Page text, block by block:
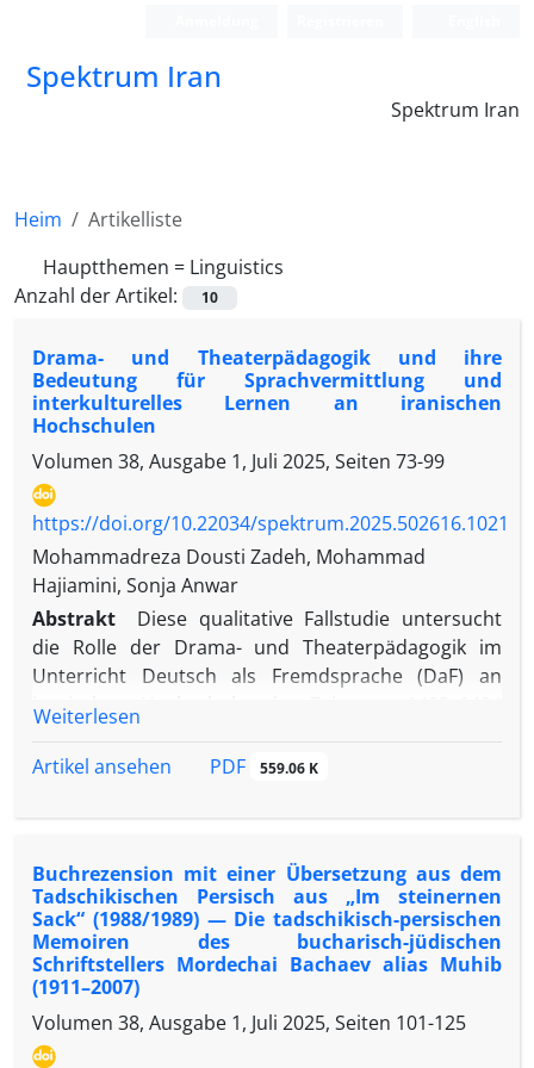
Spektrum Iran
Spektrum Iran
Heim
Artikelliste
Hauptthemen = Linguistics
Anzahl der Artikel:
10
Drama- und Theaterpädagogik und ihre
Bedeutung für Sprachvermittlung und
interkulturelles Lernen an iranischen
Hochschulen
Volumen 38, Ausgabe 1, Juli 2025, Seiten 73-99
https://doi.org/10.22034/spektrum.2025.502616.1021
Mohammadreza Dousti Zadeh, Mohammad
Hajiamini, Sonja Anwar
Abstrakt
Diese qualitative Fallstudie untersucht
die Rolle der Drama- und Theaterpädagogik im
Unterricht Deutsch als Fremdsprache (DaF) an
iranischen Hochschulen im Zeitraum 1403–1404
inwiefern dramapädagogische Methoden den
insbesondere im Hinblick auf den Abbau von
und grammatikalischer Strukturen sowie die
Förderung interkultureller Kompetenzen.
Ausgangspunkt ist die Frage, ob und wie
Theaterarbeit zur Überwindung von Scham und
Sprachangst beitragen und Studierende – vor allem
in den Anfangssemestern – zur aktiven Teilnahme
und Ausdrucksfähigkeit im Unterricht motivieren
Weiterlesen
Artikel ansehen
PDF 559.06 K
Buchrezension mit einer Übersetzung aus dem
Tadschikischen Persisch aus „Im steinernen
Sack“ (1988/1989) — Die tadschikisch-persischen
Memoiren des bucharisch-jüdischen
Schriftstellers Mordechai Bachaev alias Muhib
(1911–2007)
Volumen 38, Ausgabe 1, Juli 2025, Seiten 101-125